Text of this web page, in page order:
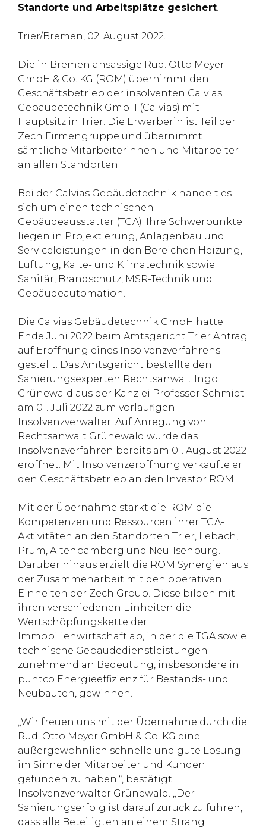
Standorte und Arbeitsplätze gesichert.
Trier/Bremen, 02. August 2022.
Die in Bremen ansässige Rud. Otto Meyer
GmbH & Co. KG (ROM) übernimmt den
Geschäftsbetrieb der insolventen Calvias
Gebäudetechnik GmbH (Calvias) mit
Hauptsitz in Trier. Die Erwerberin ist Teil der
Zech Firmengruppe und übernimmt
sämtliche Mitarbeiterinnen und Mitarbeiter
an allen Standorten.
Bei der Calvias Gebäudetechnik handelt es
sich um einen technischen
Gebäudeausstatter (TGA). Ihre Schwerpunkte
liegen in Projektierung, Anlagenbau und
Serviceleistungen in den Bereichen Heizung,
Lüftung, Kälte- und Klimatechnik sowie
Sanitär, Brandschutz, MSR-Technik und
Gebäudeautomation.
Die Calvias Gebäudetechnik GmbH hatte
Ende Juni 2022 beim Amtsgericht Trier Antrag
auf Eröffnung eines Insolvenzverfahrens
gestellt. Das Amtsgericht bestellte den
Sanierungsexperten Rechtsanwalt Ingo
Grünewald aus der Kanzlei Professor Schmidt
am 01. Juli 2022 zum vorläufigen
Insolvenzverwalter. Auf Anregung von
Rechtsanwalt Grünewald wurde das
Insolvenzverfahren bereits am 01. August 2022
eröffnet. Mit Insolvenzeröffnung verkaufte er
den Geschäftsbetrieb an den Investor ROM.
Mit der Übernahme stärkt die ROM die
Kompetenzen und Ressourcen ihrer TGA-
Aktivitäten an den Standorten Trier, Lebach,
Prüm, Altenbamberg und Neu-Isenburg.
Darüber hinaus erzielt die ROM Synergien aus
der Zusammenarbeit mit den operativen
Einheiten der Zech Group. Diese bilden mit
ihren verschiedenen Einheiten die
Wertschöpfungskette der
Immobilienwirtschaft ab, in der die TGA sowie
technische Gebäudedienstleistungen
zunehmend an Bedeutung, insbesondere in
puntco Energieeffizienz für Bestands- und
Neubauten, gewinnen.
„Wir freuen uns mit der Übernahme durch die
Rud. Otto Meyer GmbH & Co. KG eine
außergewöhnlich schnelle und gute Lösung
im Sinne der Mitarbeiter und Kunden
gefunden zu haben.“, bestätigt
Insolvenzverwalter Grünewald. „Der
Sanierungserfolg ist darauf zurück zu führen,
dass alle Beteiligten an einem Strang